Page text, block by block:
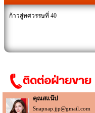
ก้าวสู่ทศวรรษที่ 40
คุณสแน๊ป
Snapnap.jjp@gmail.com